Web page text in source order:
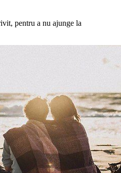
pentru a nu ajunge la